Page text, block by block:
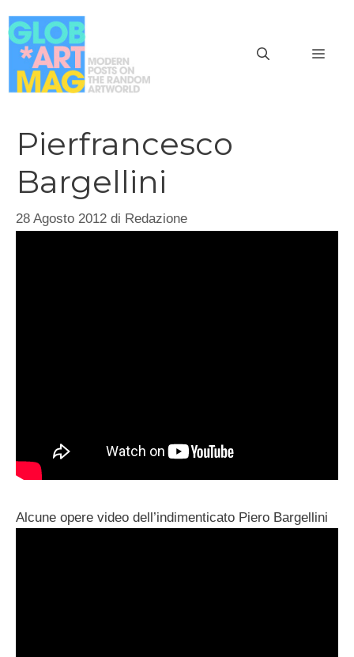
al
contenuto
Pierfrancesco
Bargellini
28 Agosto 2012 di Redazione
Alcune opere video dell’indimenticato Piero Bargellini